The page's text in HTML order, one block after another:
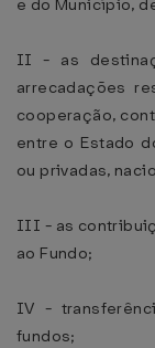
e do Município,
II - as
arrecadações
cooperação,
entre o Estado
ou privadas,
III - as
ao Fundo;
IV -
fundos;